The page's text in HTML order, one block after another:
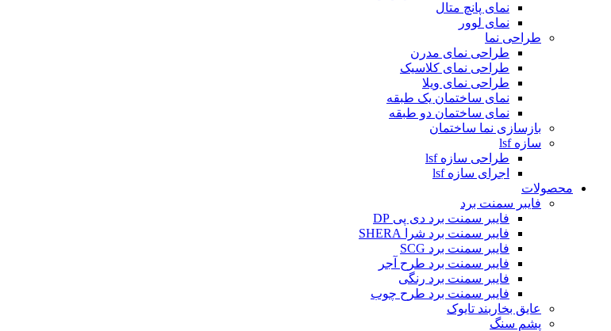
نمای پانچ متال
نمای لوور
طراحی نما
طراحی نمای مدرن
طراحی نمای کلاسیک
طراحی نمای ویلا
نمای ساختمان یک طبقه
نمای ساختمان دو طبقه
بازسازی نما ساختمان
سازه lsf
طراحی سازه lsf
اجرای سازه lsf
محصولات
فایبر سمنت برد
فایبر سمنت برد دی پی DP
فایبر سمنت برد شرا SHERA
فایبر سمنت برد SCG
فایبر سمنت برد طرح آجر
فایبر سمنت برد رنگی
فایبر سمنت برد طرح چوب
عایق بخاربند تایوک
پشم سنگ